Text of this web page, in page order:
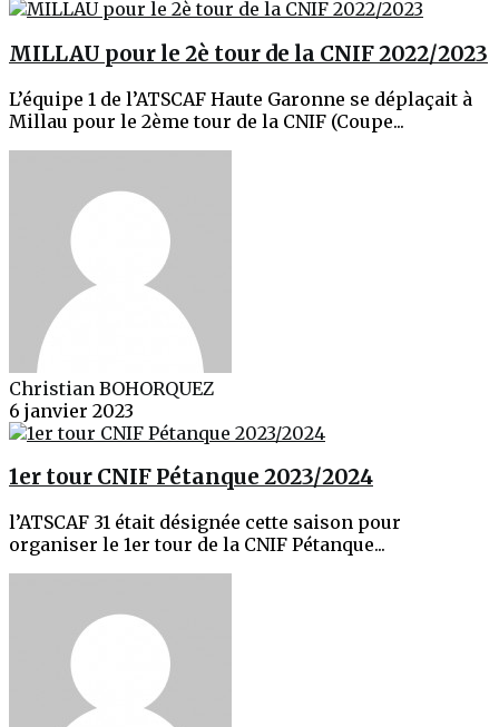
MILLAU pour le 2è tour de la CNIF 2022/2023
L’équipe 1 de l’ATSCAF Haute Garonne se déplaçait à
Millau pour le 2ème tour de la CNIF (Coupe...
Christian BOHORQUEZ
6 janvier 2023
1er tour CNIF Pétanque 2023/2024
l’ATSCAF 31 était désignée cette saison pour
organiser le 1er tour de la CNIF Pétanque...